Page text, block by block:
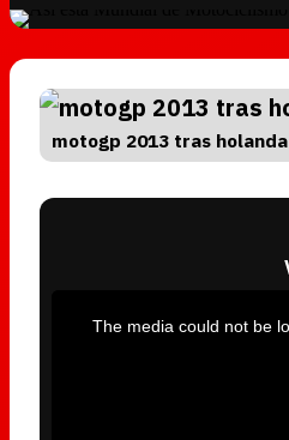
motogp 2013 tras holanda
The media could not be